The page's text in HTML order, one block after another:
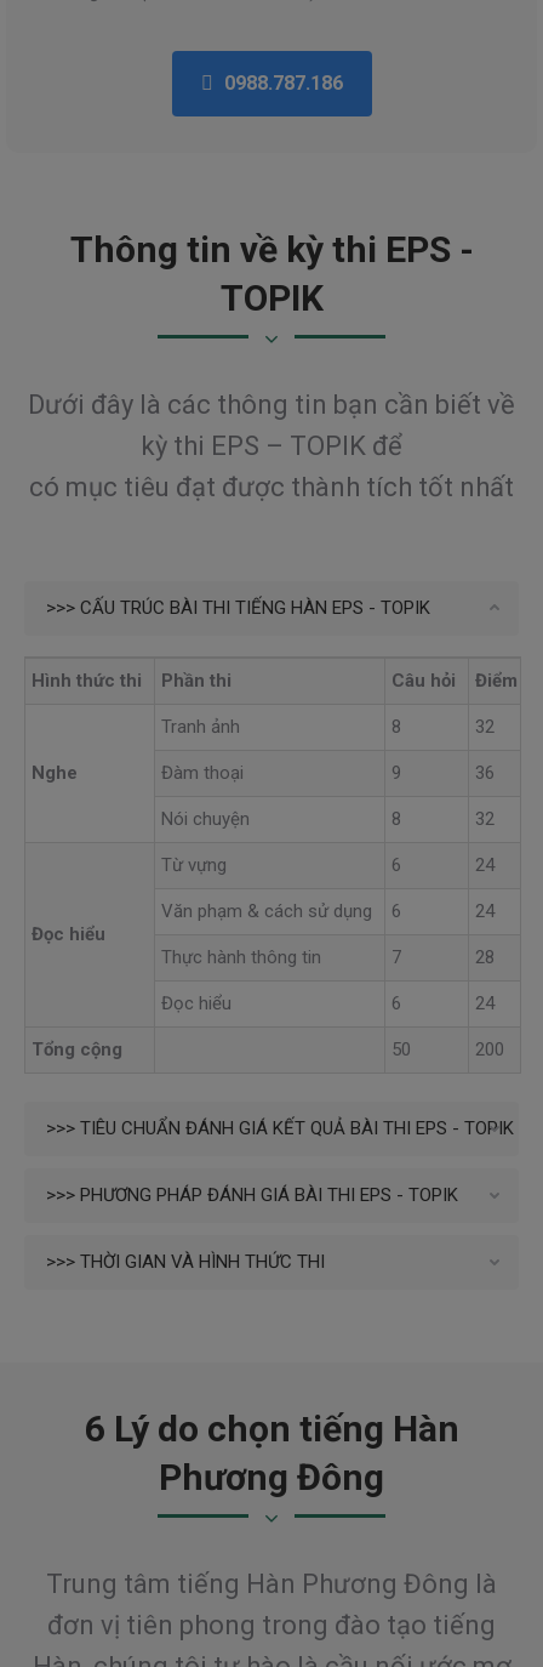
0988.787.186
Thông tin về kỳ thi EPS -
TOPIK
Dưới đây là các thông tin bạn cần biết về
kỳ thi EPS – TOPIK để
có mục tiêu đạt được thành tích tốt nhất
>>> CẤU TRÚC BÀI THI TIẾNG HÀN EPS - TOPIK
Hình thức thi Phần thi Câu hỏi Điểm
Nghe
Tranh ảnh 8 32
Đàm thoại 9 36
Nói chuyện 8 32
Đọc hiểu
Từ vựng 6 24
Văn phạm & cách sử dụng 6 24
Thực hành thông tin 7 28
Đọc hiểu 6 24
Tổng cộng 50 200
>>> TIÊU CHUẨN ĐÁNH GIÁ KẾT QUẢ BÀI THI EPS - TOPIK
>>> PHƯƠNG PHÁP ĐÁNH GIÁ BÀI THI EPS - TOPIK
>>> THỜI GIAN VÀ HÌNH THỨC THI
6 Lý do chọn tiếng Hàn
Phương Đông
Trung tâm tiếng Hàn Phương Đông là
đơn vị tiên phong trong đào tạo tiếng